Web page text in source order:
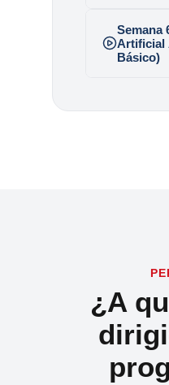
Semana
Artificial
Básico)
¿A